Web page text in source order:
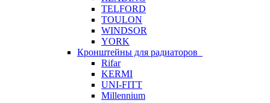
TELFORD
TOULON
WINDSOR
YORK
Кронштейны для радиаторов
Rifar
KERMI
UNI-FITT
Millennium